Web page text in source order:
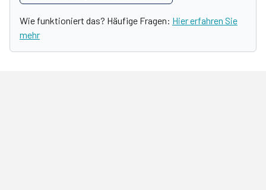
Wie funktioniert das? Häufige Fragen: Hier erfahren Sie
mehr